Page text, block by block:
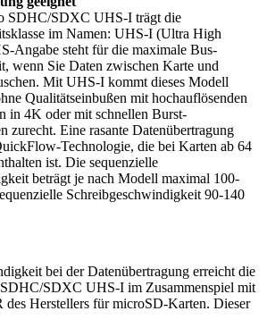
SDHC/SDXC UHS-I trägt die
im Namen: UHS-I (Ultra High
Angabe steht für die maximale Bus-
wenn Sie Daten zwischen Karte und
Mit UHS-I kommt dieses Modell
Qualitätseinbußen mit hochauflösenden
in 4K oder mit schnellen Burst-
zurecht. Eine rasante Datenübertragung
Technologie, die bei Karten ab 64
ist. Die sequenzielle
beträgt je nach Modell maximal 100-
Schreibgeschwindigkeit 90-140
bei der Datenübertragung erreicht die
SDXC UHS-I im Zusammenspiel mit
Herstellers für microSD-Karten. Dieser